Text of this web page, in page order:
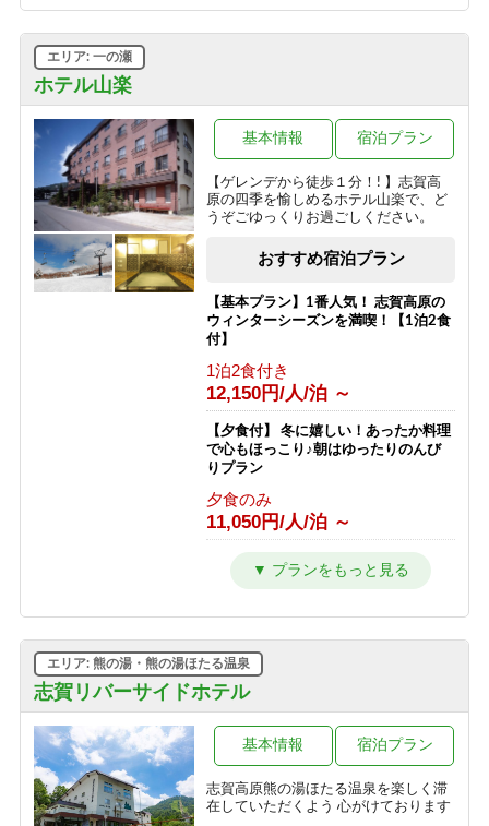
ボリューム満点！変な肉プラン“肉肉
魚！？好きな料理を選べる”（連泊不可
のプランです）
1泊2食付き
16,000円/人/泊 ～
信州の恵み！旨味たっぷりきのこ料理
1泊2食付き
16,000円/人/泊 ～
アメニティが付かないけどお得に泊ま
れる ≪1泊2食ＥＣＯプラン≫
1泊2食付き
16,200円/人/泊 ～
特典付き特別室プラン
1泊2食付き
1泊2食付き
16,200円/人/泊 ～
【早割30】30日前の予約で、通常価格
より500円OFF♪＜お日にち限定＞
1泊2食付き
16,700円/人/泊 ～
＼＼一人旅に★／／贅沢♪10畳和室を
ホテル山楽
エリア: 一の瀬
【ゲレンデから徒歩１分！! 】志賀高
原の四季を愉しめるホテル山楽で、ど
うぞごゆっくりお過ごしください。
基本情報 宿泊プラン
おすすめ宿泊プラン
【基本プラン】1番人気！ 志賀高原の
ウィンターシーズンを満喫！【1泊2食
付】
1泊2食付き
12,150円/人/泊 ～
【夕食付】 冬に嬉しい！あったか料理
で心もほっこり♪朝はゆったりのんび
りプラン
夕食のみ
11,050円/人/泊 ～
【朝食付】 冬を満喫！のんびり到着24
時までOK・和朝食で元気に出発！
【素泊】深夜到着OK！寒い冬は志賀
高原唯一の人工温泉で温まる・リーズ
素泊まり
8,850円/人/泊 ～
【基本プラン】 志賀高原のグリーンシ
ーズンを満喫♪1番人気！旬を味わうプ
志賀リバーサイドホテル
エリア: 熊の湯・熊の湯ほたる温泉
志賀高原熊の湯ほたる温泉を楽しく滞
在していただくよう 心がけております
基本情報 宿泊プラン